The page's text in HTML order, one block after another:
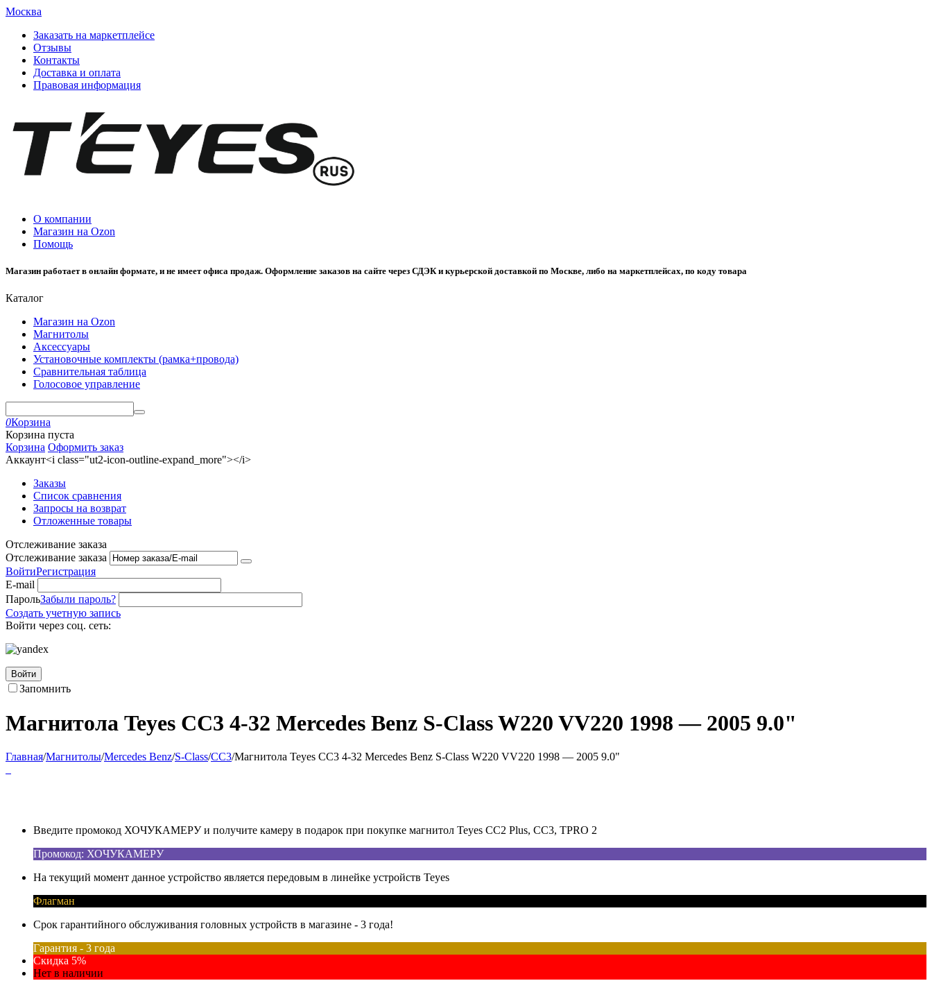
Москва
Заказать на маркетплейсе
Отзывы
Контакты
Доставка и оплата
Правовая информация
О компании
Магазин на Ozon
Помощь
Магазин работает в онлайн формате, и не имеет офиса продаж. Оформление заказов на сайте через СДЭК и курьерской доставкой по Москве, либо на маркетплейсах, по коду товара
Каталог
Магазин на Ozon
Магнитолы
Аксессуары
Установочные комплекты (рамка+провода)
Сравнительная таблица
Голосовое управление
0Корзина
Корзина пуста
Корзина Оформить заказ
Аккаунт<i class="ut2-icon-outline-expand_more"></i>
Заказы
Список сравнения
Запросы на возврат
Отложенные товары
Отслеживание заказа
Отслеживание заказа
ВойтиРегистрация
E-mail
ПарольЗабыли пароль?
Создать учетную запись
Войти через соц. сеть:
Войти
Запомнить
Магнитола Teyes CC3 4-32 Mercedes Benz S-Class W220 VV220 1998 — 2005 9.0"
Главная/Магнитолы/Mercedes Benz/S-Class/CC3/Магнитола Teyes CC3 4-32 Mercedes Benz S-Class W220 VV220 1998 — 2005 9.0"
Введите промокод ХОЧУКАМЕРУ и получите камеру в подарок при покупке магнитол Teyes CC2 Plus, CC3, TPRO 2
Промокод: ХОЧУКАМЕРУ
На текущий момент данное устройство является передовым в линейке устройств Teyes
Флагман
Срок гарантийного обслуживания головных устройств в магазине - 3 года!
Гарантия - 3 года
Скидка 5%
Нет в наличии